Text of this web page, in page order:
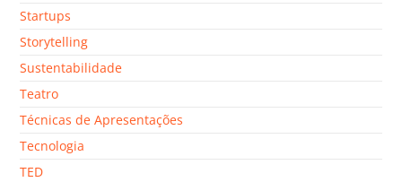
Startups
Storytelling
Sustentabilidade
Teatro
Técnicas de Apresentações
Tecnologia
TED